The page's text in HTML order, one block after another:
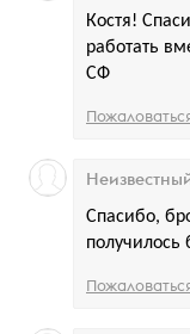
Костя!
работать
СФ
Спасибо,
получилось